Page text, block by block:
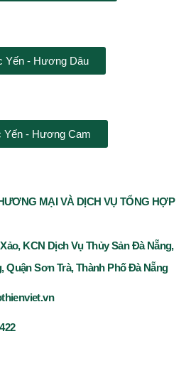
Yến - Hương Dâu
Yến - Hương Cam
MẠI VÀ DỊCH VỤ TỔNG HỢP
KCN Dịch Vụ Thủy Sản Đà Nẵng,
Quận Sơn Trà, Thành Phố Đà Nẵng